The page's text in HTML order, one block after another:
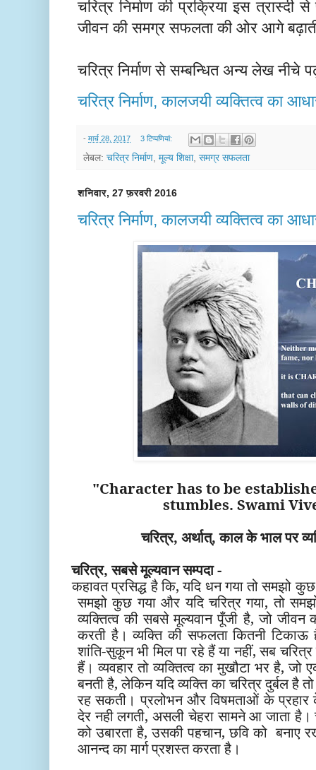
चरित्र निर्माण की प्रक्रिया इस
जीवनकी समग्र सफलताकी ओर आगे ब
चरित्र निर्माण से सम्बन्धित अन्य लेख नीचे
चरित्र निर्माण, कालजयी व्यक्तित्व का
- मार्च 28, 2017 3 टिप्‍पणियां:
लेबल: चरित्र निर्माण मूल्य शिक्षा, समग्र सफलता
शनिवार, 27 फ़रवरी 2016
चरित्र निर्माण, कालजयी व्यक्तित्व का
"Character has to be
stumbles. Swami
चरित्र, अर्थात्, काल के भाल पर
चरित्र, सबसे मूल्यवान सम्पदा -
कहावत प्रसिद्ध है कि, यदि धन गया तो समझो कुछ
समझो कुछ गया और यदि चरित्र गया, तो
व्यक्तित्व कसबसे मूल्यवानपूँजी है, जो जीवन
करत है। व्यक्ति की सफलता कितनी
शांति-सुकून भी मिल पा रहे हैं या नहीं, सब चरित्र
हैं। व्यवहार तो व्यक्तित्व का मुखौटा भर है, जो
बनती है, लेकिन यदि व्यक्ति का चरित्र दुर्बल है
रह सकती। प्रलोभन और विषमताओं के प्रहार
देर नही लगती, असली चेहरा सामने आ जाता है।
को उबारता है, उसकी पहचान, छवि को बनाए
आनन्द का मार्ग प्रशस्त करता है।